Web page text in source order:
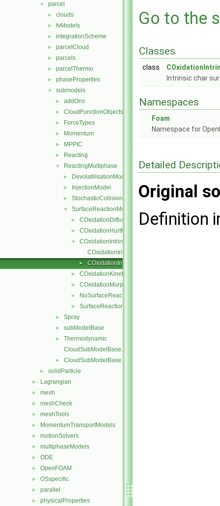
▼ parcel
► clouds
► fvModels
► integrationScheme
► parcelCloud
► parcels
► parcelThermo
► phaseProperties
▼ submodels
► addOns
► CloudFunctionObjects
► ForceTypes
► Momentum
► MPPIC
► Reacting
▼ ReactingMultiphase
► DevolatilisationModel
► InjectionModel
► StochasticCollision
▼ SurfaceReactionModel
► COxidationDiffusionLimitedRate
► COxidationHurtMitchell
▼
COxidationIntrinsicRate
COxidationIntrinsicRate.C
► COxidationIntrinsicRate.H
► COxidationKineticDiffusionLimitedRate
► COxidationMurphyShaddix
► NoSurfaceReaction
► SurfaceReactionModel
► Spray
► subModelBase
►
Thermodynamic
CloudSubModelBase.C
► CloudSubModelBase.H
► solidParticle
► Lagrangian
► mesh
► meshCheck
► meshTools
► MomentumTransportModels
► motionSolvers
► multiphaseModels
► ODE
► OpenFOAM
► OSspecific
► parallel
► physicalProperties
Go to the
Classes
class
Intrinsic char
Namespaces
Foam
Namespace for
Detailed
Original
Definition